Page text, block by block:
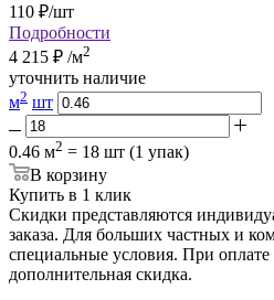
110 ₽/шт
Подробности
4 215 ₽ /м2
уточнить наличие
м2 шт
0.46 м2 = 18 шт (1 упак)
В корзину
Купить в 1 клик
Скидки представляются
заказа. Для больших частных и
специальные условия. При
дополнительная скидка.